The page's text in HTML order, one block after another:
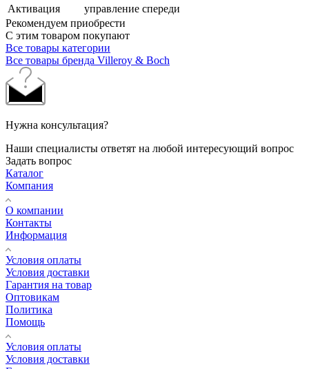
Активация
управление спереди
Рекомендуем приобрести
С этим товаром покупают
Все товары категории
Все товары бренда Villeroy & Boch
Нужна консультация?
Наши специалисты ответят на любой интересующий вопрос
Задать вопрос
Каталог
Компания
О компании
Контакты
Информация
Условия оплаты
Условия доставки
Гарантия на товар
Оптовикам
Политика
Помощь
Условия оплаты
Условия доставки